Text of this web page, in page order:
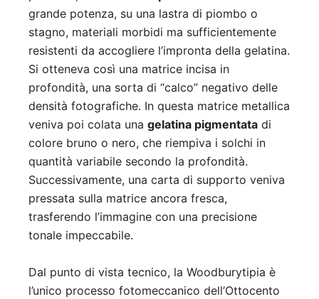
grande potenza, su una lastra di piombo o
stagno, materiali morbidi ma sufficientemente
resistenti da accogliere l’impronta della gelatina.
Si otteneva così una matrice incisa in
profondità, una sorta di “calco” negativo delle
densità fotografiche. In questa matrice metallica
veniva poi colata una gelatina pigmentata di
colore bruno o nero, che riempiva i solchi in
quantità variabile secondo la profondità.
Successivamente, una carta di supporto veniva
pressata sulla matrice ancora fresca,
trasferendo l’immagine con una precisione
tonale impeccabile.
Dal punto di vista tecnico, la Woodburytipia è
l’unico processo fotomeccanico dell’Ottocento